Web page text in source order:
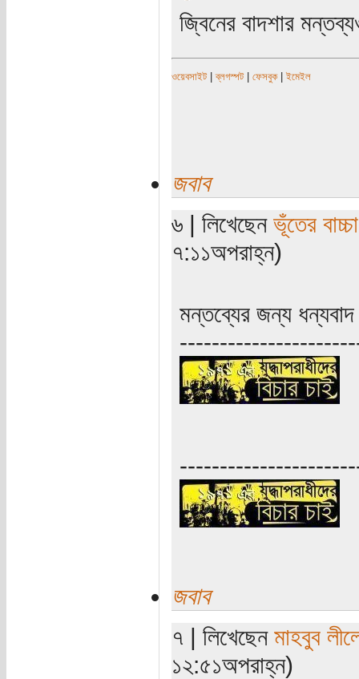
জ্বিনের বাদশার
ওয়েবসাইট|ব্লগস্পট| ফেসবুক|ইমেইল
জবাব
৬ | লিখেছেন ভূঁতের বাচ্চা
৭:১১অপরাহ্ন)
মন্তব্যের জন্য
জবাব
৭ | লিখেছেন মাহবুব
১২:৫১অপরাহ্ন)